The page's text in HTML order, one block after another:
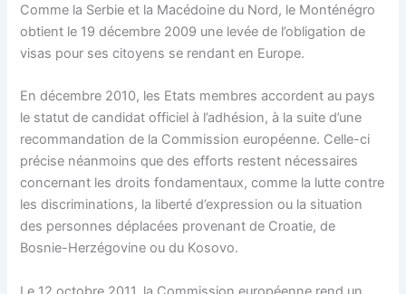
Comme la Serbie et la Macédoine du Nord, le Monténégro
obtient le 19 décembre 2009 une levée de l’obligation de
visas pour ses citoyens se rendant en Europe.
En décembre 2010, les Etats membres accordent au pays
le statut de candidat officiel à l’adhésion, à la suite d’une
recommandation de la Commission européenne. Celle-ci
précise néanmoins que des efforts restent nécessaires
concernant les droits fondamentaux, comme la lutte contre
les discriminations, la liberté d’expression ou la situation
des personnes déplacées provenant de Croatie, de
Bosnie-Herzégovine ou du Kosovo.